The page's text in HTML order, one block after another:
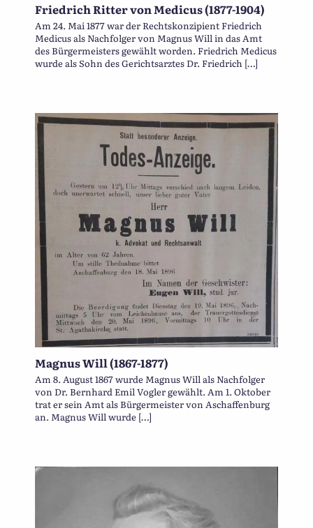
Friedrich Ritter von Medicus (1877-1904)
Am 24. Mai 1877 war der Rechtskonzipient Friedrich
Medicus als Nachfolger von Magnus Will in das Amt
des Bürgermeisters gewählt worden. Friedrich Medicus
wurde als Sohn des Gerichtsarztes Dr. Friedrich […]
Magnus Will (1867-1877)
Am 8. August 1867 wurde Magnus Will als Nachfolger
von Dr. Bernhard Emil Vogler gewählt. Am 1. Oktober
trat er sein Amt als Bürgermeister von Aschaffenburg
an. Magnus Will wurde […]